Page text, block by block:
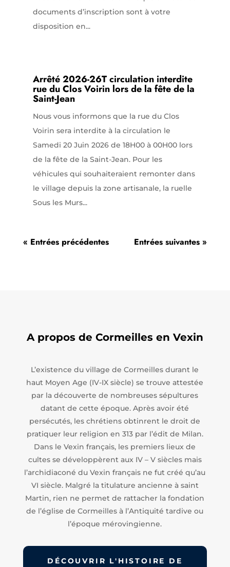
documents d’inscription sont à votre
disposition en...
Arrêté 2026-26T circulation interdite
rue du Clos Voirin lors de la fête de la
Saint-Jean
Nous vous informons que la rue du Clos
Voirin sera interdite à la circulation le
Samedi 20 Juin 2026 de 18H00 à 00H00 lors
de la fête de la Saint-Jean. Pour les
véhicules qui souhaiteraient remonter dans
le village depuis la zone artisanale, la ruelle
Sous les Murs...
« Entrées précédentes Entrées suivantes »
A propos de Cormeilles en Vexin
L’existence du village de Cormeilles durant le
haut Moyen Age (IV-IX siècle) se trouve attestée
par la découverte de nombreuses sépultures
datant de cette époque. Après avoir été
persécutés, les chrétiens obtinrent le droit de
pratiquer leur religion en 313 par l’édit de Milan.
Dans le Vexin français, les premiers lieux de
cultes se développèrent aux IV – V siècles mais
l’archidiaconé du Vexin français ne fut créé qu’au
VI siècle. Malgré la titulature ancienne à saint
Martin, rien ne permet de rattacher la fondation
de l’église de Cormeilles à l’Antiquité tardive ou
l’époque mérovingienne.
DÉCOUVRIR L'HISTOIRE DE